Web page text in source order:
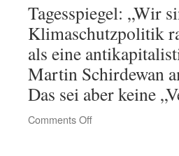
Tagesspiegel: „Wir
Klimaschutzpolitik
als eine
Martin Schirdewan
Das sei aber keine
Comments Offon